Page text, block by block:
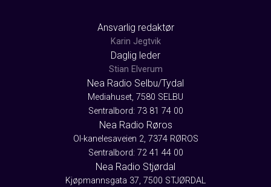
Ansvarlig redaktør
Karin Jegtvik
Daglig leder
Stian Elverum
Nea Radio Selbu/Tydal
Mediahuset, 7580 SELBU
Sentralbord: 73 81 74 00
Nea Radio Røros
Ol-kanelesaveien 2, 7374 RØROS
Sentralbord: 72 41 44 00
Nea Radio Stjørdal
Kjøpmannsgata 37, 7500 STJØRDAL